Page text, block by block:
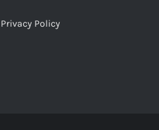
Privacy Policy